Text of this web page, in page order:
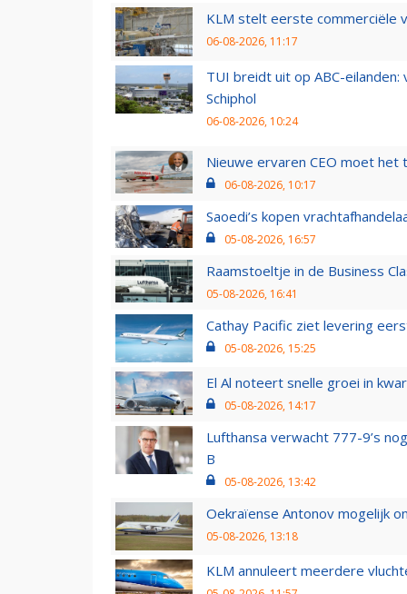
KLM stelt eerste commerciële
06-08-2026, 11:17
TUI breidt uit op ABC-
Schiphol
06-08-2026, 10:24
Nieuwe ervaren CEO moet het
06-08-2026, 10:17
Saoedi’s kopen
05-08-2026, 16:57
Raamstoeltje in de Business
05-08-2026, 16:41
Cathay Pacific ziet levering
05-08-2026, 15:25
El Al noteert snelle groei in
05-08-2026, 14:17
Lufthansa verwacht 777-9’s
B
05-08-2026, 13:42
Oekraïense Antonov mogelijk
05-08-2026, 13:18
KLM annuleert meerdere